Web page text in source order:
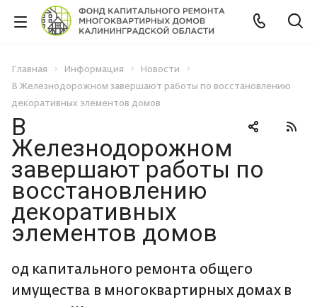
Главная Информация
Новости
В Железнодорожном завершают работы по восстановлению
декоративных элементов домов
В
Железнодорожном
завершают работы по
восстановлению
декоративных
элементов домов
од капитального ремонта общего
имущества в многоквартирных домах в